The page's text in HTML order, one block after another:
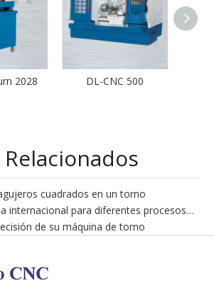
2028 DL-CNC 500
cuadrados en un torno
Grado de tolerancia internacional para diferentes procesos de mecanizado
de su máquina de torno